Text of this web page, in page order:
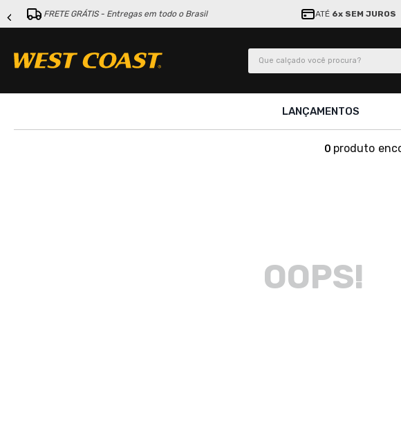
FRETE GRÁTIS - Entregas em todo o Brasil ATÉ 6x SEM JUROS
Que calçado você procura?
LANÇAMENTOS
0 produto
OOPS!